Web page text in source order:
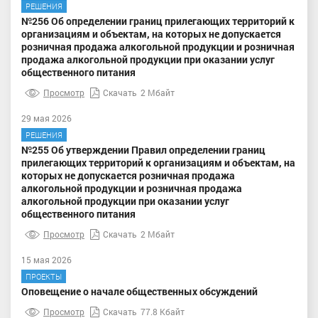
РЕШЕНИЯ
№256 Об определении границ прилегающих территорий к
организациям и объектам, на которых не допускается
розничная продажа алкогольной продукции и розничная
продажа алкогольной продукции при оказании услуг
общественного питания
Просмотр Скачать 2 Мбайт
29 мая 2026
РЕШЕНИЯ
№255 Об утверждении Правил определении границ
прилегающих территорий к организациям и объектам, на
которых не допускается розничная продажа
алкогольной продукции и розничная продажа
алкогольной продукции при оказании услуг
общественного питания
Просмотр Скачать 2 Мбайт
15 мая 2026
ПРОЕКТЫ
Оповещение о начале общественных обсуждений
Просмотр Скачать 77.8 Кбайт